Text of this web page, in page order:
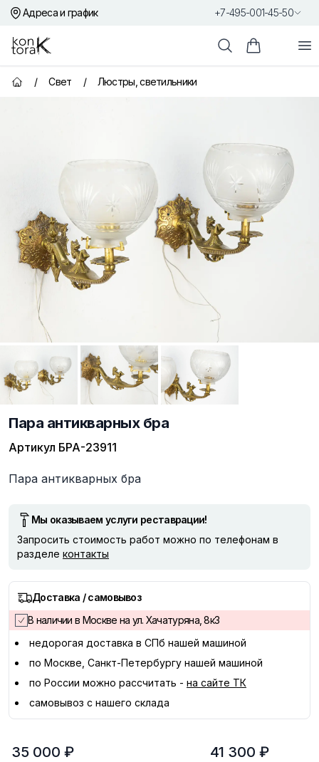
Адреса и график +7-495-001-45-50
Контора К
ПоискКорзина
Главная страница
/ Свет / Люстры, светильники
Пара антикварных бра
Артикул БРА-23911
Описание
Пара антикварных бра
Мы оказываем услуги реставрации!
Запросить стоимость работ можно по телефонам в
разделе контакты
Доставка / самовывоз
В наличии в Москве на ул. Хачатуряна, 8к3
недорогая доставка в СПб нашей машиной
по Москве, Санкт-Петербургу нашей машиной
по России можно рассчитать - на сайте ТК
самовывоз с нашего склада
35 000 ₽ 41 300 ₽